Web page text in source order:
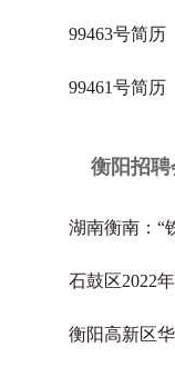
99463号简历
99461号简历
衡阳招聘
湖南衡南：“
石鼓区2022
衡阳高新区